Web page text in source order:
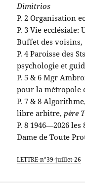
Dimitrios
P. 2 Organisation
P. 3 Vie ecclésiale:
Buffet des voisins,
P. 4 Paroisse des
psychologie et
P. 5 & 6 Mgr
pour la métropole
P. 7 & 8
libre arbitre,père
P. 8 1946—2026
Dame de Toute
LETTRE-n°39-juillet-26